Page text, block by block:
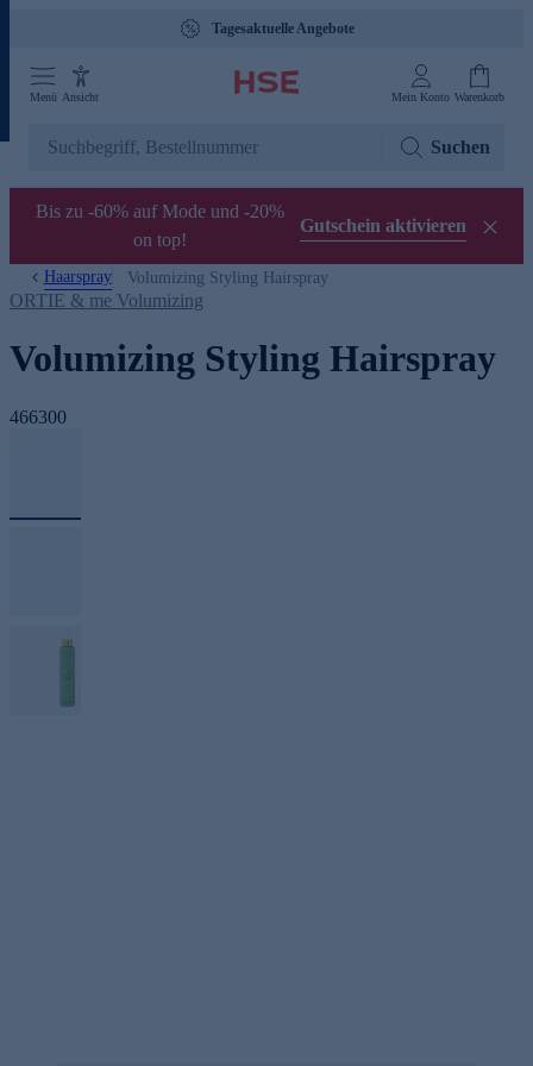
Tagesaktuelle Angebote
Menü Ansicht Mein Konto Warenkorb
Suchen
Bis zu -60% auf Mode und -20%
on top!
Gutschein aktivieren
Haarspray Volumizing Styling Hairspray
ORTIE & me Volumizing
Volumizing Styling Hairspray
466300